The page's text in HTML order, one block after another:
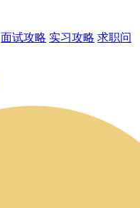
面试攻略 实习攻略 求职问